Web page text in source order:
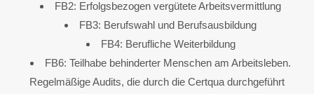
FB2: Erfolgsbezogen vergütete Arbeitsvermittlung
FB3: Berufswahl und Berufsausbildung
FB4: Berufliche Weiterbildung
FB6: Teilhabe behinderter Menschen am Arbeitsleben.
Regelmäßige Audits, die durch die Certqua durchgeführt